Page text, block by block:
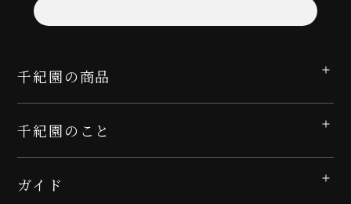
千紀園の商品
千紀園のこと
ガイド